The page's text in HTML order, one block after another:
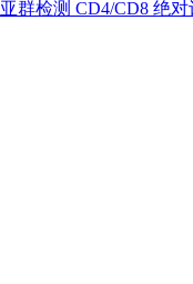
群检测 CD4/CD8 绝